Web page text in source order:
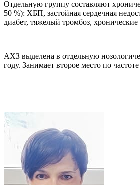
Отдельную группу составляют
50 %): ХБП, застойная сердечная
диабет, тяжелый тромбоз, хронические
АХЗ выделена в отдельную
году. Занимает второе место по